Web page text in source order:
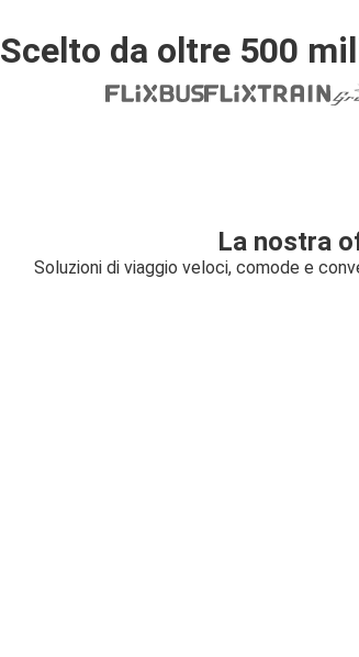
Scelto da oltre 500
La nostra
Soluzioni di viaggio veloci, comode e